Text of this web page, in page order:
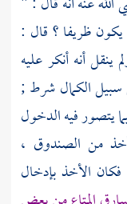
ظريفا ؟ قال :
أنه أنكر عليه
سبيل الكمال شرط ;
يتصور فيه الدخول
من الصندوق ،
الأخذ بإدخال